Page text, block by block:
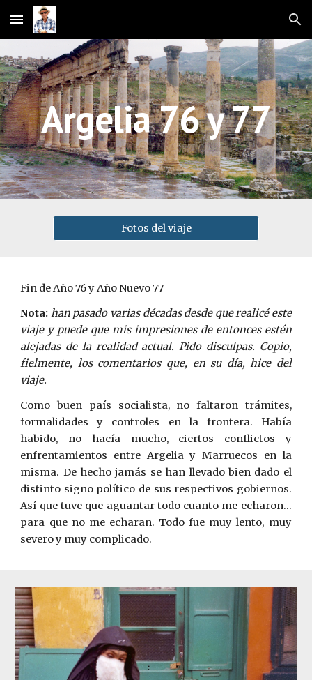
Skip to main content Skip to navigation
Argelia 76 y 77
Fotos del viaje
Fin de Año 76 y Año Nuevo 77
Nota: han pasado varias décadas desde que realicé este
viaje y puede que mis impresiones de entonces estén
alejadas de la realidad actual. Pido disculpas. Copio,
fielmente, los comentarios que, en su día, hice del
viaje.
Como buen país socialista, no faltaron trámites,
formalidades y controles en la frontera. Había
habido, no hacía mucho, ciertos conflictos y
enfrentamientos entre Argelia y Marruecos en la
misma. De hecho jamás se han llevado bien dado el
distinto signo político de sus respectivos gobiernos.
Así que tuve que aguantar todo cuanto me echaron…
para que no me echaran. Todo fue muy lento, muy
severo y muy complicado.